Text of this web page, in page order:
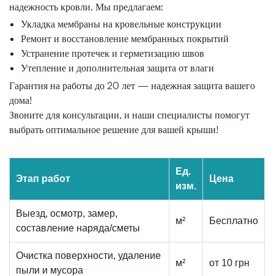
надежность кровли. Мы предлагаем:
Укладка мембраны на кровельные конструкции
Ремонт и восстановление мембранных покрытий
Устранение протечек и герметизацию швов
Утепление и дополнительная защита от влаги
Гарантия на работы до 20 лет — надежная защита вашего
дома!
Звоните для консультации, и наши специалисты помогут
выбрать оптимальное решение для вашей крыши!
Этап работ
Ед.
изм.
Цена
Выезд, осмотр, замер,
составление наряда/сметы
м² Бесплатно
Очистка поверхности, удаление
пыли и мусора
м² от 10 грн